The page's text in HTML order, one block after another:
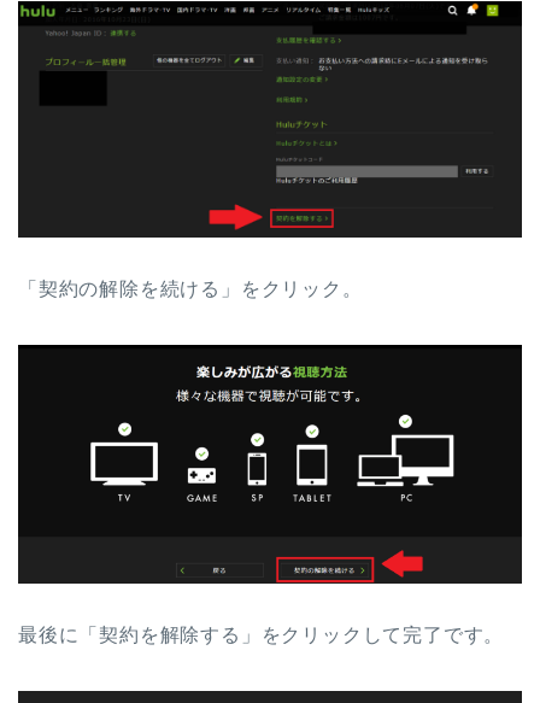
「契約の解除を続ける」をクリック。
最後に「契約を解除する」をクリックして完了です。